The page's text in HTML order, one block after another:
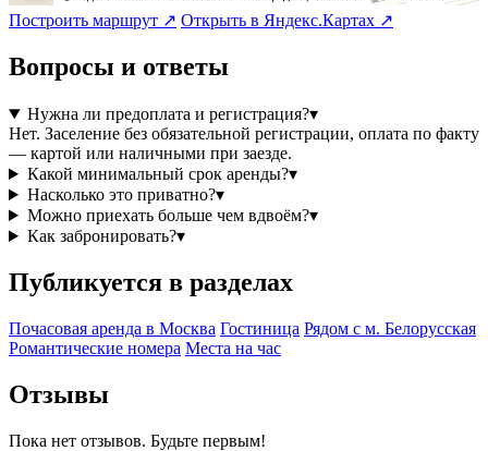
Построить маршрут ↗ Открыть в Яндекс.Картах ↗
Вопросы и ответы
Нужна ли предоплата и регистрация?▾
Нет. Заселение без обязательной регистрации, оплата по факту
— картой или наличными при заезде.
Какой минимальный срок аренды?▾
Насколько это приватно?▾
Можно приехать больше чем вдвоём?▾
Как забронировать?▾
Публикуется в разделах
Почасовая аренда в Москва Гостиница Рядом с м. Белорусская
Романтические номера Места на час
Отзывы
Пока нет отзывов. Будьте первым!